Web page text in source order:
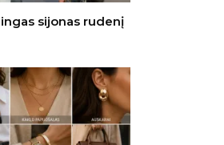
sijonas rudenį